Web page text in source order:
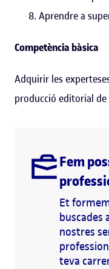
Aprendre a
Competència bàsica
Adquirir les
producció editorial
Fem
Et
buscades
nostres
teva